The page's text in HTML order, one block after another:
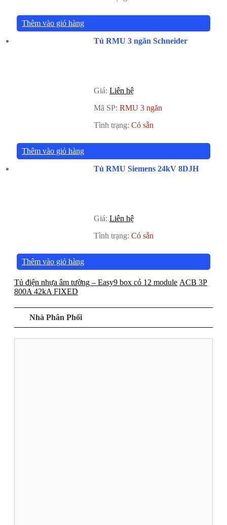
Thêm vào giỏ hàng
Tủ RMU 3 ngăn Schneider
Giá: Liên hệ
Mã SP: RMU 3 ngăn
Tình trạng: Có sẵn
Thêm vào giỏ hàng
Tủ RMU Siemens 24kV 8DJH
Giá: Liên hệ
Tình trạng: Có sẵn
Thêm vào giỏ hàng
Tủ điện nhựa âm tường – Easy9 box có 12 module ACB 3P
800A 42kA FIXED
Nhà Phân Phối